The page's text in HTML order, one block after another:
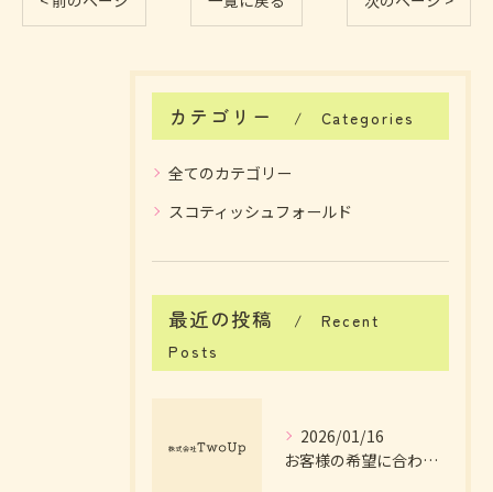
カテゴリー Categories
全てのカテゴリー
スコティッシュフォールド
最近の投稿
Recent
Posts
2026/01/16
お客様の希望に合わせた理想の子犬提案法